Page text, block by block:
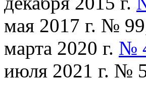
мая 2017 г. №
марта 2020 г. №
июля 2021 г. №